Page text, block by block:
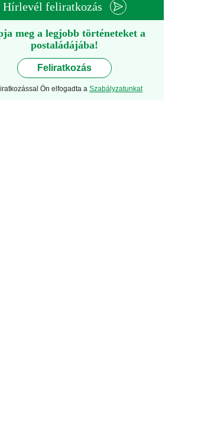
Hírlevél feliratkozás
meg a legjobb történeteket a
postaládájába!
Feliratkozás
Ön elfogadta a Szabályzatunkat